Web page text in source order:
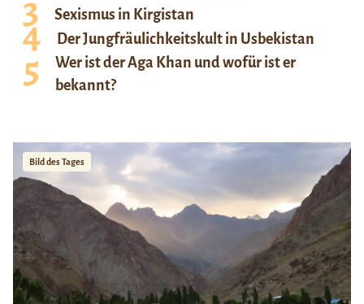
Sexismus in Kirgistan
Der Jungfräulichkeitskult in Usbekistan
Wer ist der Aga Khan und wofür ist er
bekannt?
Bild des Tages